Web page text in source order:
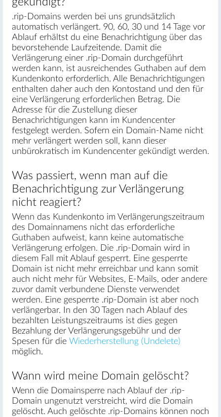
.rip-Domains werden bei uns grundsätzlich
automatisch verlängert. 90, 60, 30 und 14 Tage vor
Ablauf erhältst du eine Benachrichtigung über das
bevorstehende Laufzeitende. Damit die
Verlängerung einer .rip-Domain durchgeführt
werden kann, ist ausreichendes Guthaben auf dem
Kundenkonto erforderlich. Alle Benachrichtigungen
enthalten daher auch den Kontostand und den für
eine Verlängerung erforderlichen Betrag. Die
Adresse für die Zustellung dieser
Benachrichtigungen kann im Kundencenter
festgelegt werden. Sofern ein Domain-Name nicht
mehr verlängert werden soll, kann dieser
unbürokratisch im Kundencenter gekündigt werden.
Was passiert, wenn man auf die
Benachrichtigung zur Verlängerung
nicht reagiert?
Wenn das Kundenkonto im Verlängerungszeitraum
des Domainnamens nicht das erforderliche
Guthaben aufweist, kann keine automatische
Verlängerung erfolgen. Die .rip-Domain wird in
diesem Fall mit Ablauf gesperrt. Eine gesperrte
Domain ist nicht mehr erreichbar und kann somit
auch nicht mehr für Websites, E-Mails, oder andere
zuvor damit verbundene Dienste verwendet
werden. Eine gesperrte .rip-Domain ist aber noch
verlängerbar. In den 30 Tagen nach Ablauf des
bezahlten Leistungszeitraums ist dies gegen
Bezahlung der Verlängerungsgebühr und der
Spesen für die Wiederherstellung (Undelete)
möglich.
Wann wird meine Domain gelöscht?
Wenn die Domainsperre nach Ablauf der .rip-
Domain ungenutzt verstreicht, wird die Domain
gelöscht. Auch gelöschte .rip-Domains können noch